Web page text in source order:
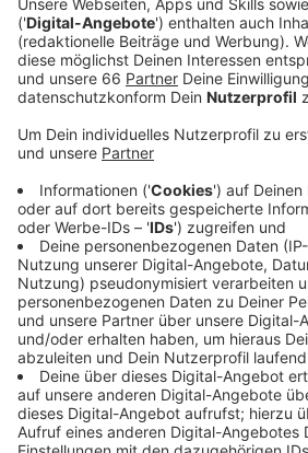
Oberkassler Brücke und am
Grafenberg.
Veröffentlicht:Montag, 20.03.2023
Anzeige
Dort bekommen alle Teilnehmer
wie Handschuhe, Müllsäcke und
Wer beim Dreck-weg-Tag
sich vorher unbedingt online
sind noch bis Freitag (24. März
kann auch als Gruppe teilnehmen.
haben zudem die Möglichkeit im
Müllsammelaktion 500 Euro
Anzeige